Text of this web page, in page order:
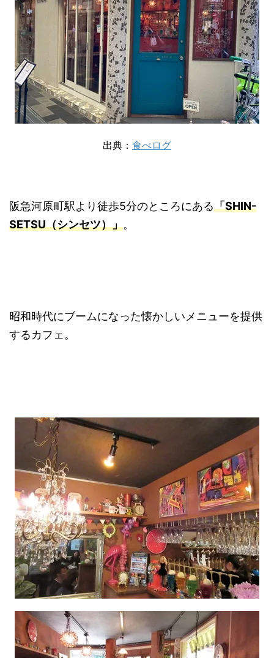
出典： 食べログ
阪急河原町駅より徒歩5分のところにある「SHIN-
SETSU（シンセツ）」。
昭和時代にブームになった懐かしいメニューを提供
するカフェ。